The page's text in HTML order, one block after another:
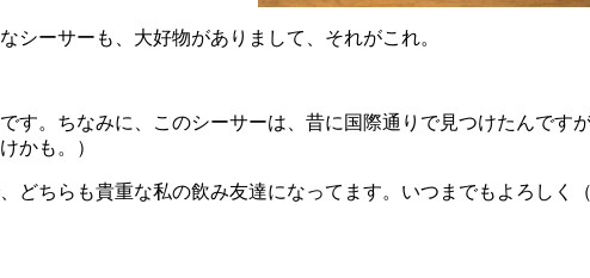
シーサーも、大好物がありまして、それがこれ。
す。ちなみに、このシーサーは、昔に国際通りで見つけたんで
かも。）
どちらも貴重な私の飲み友達になってます。いつまでもよろしく（